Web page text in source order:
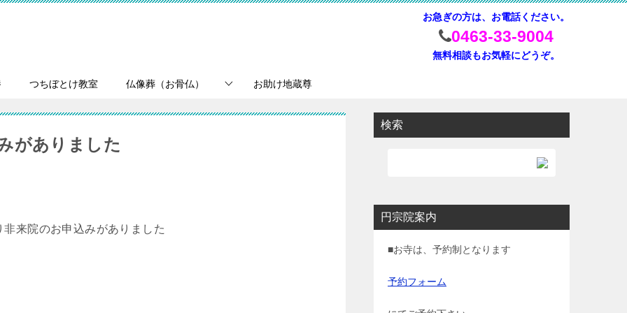
お急ぎの方は、お電話ください。
0463-33-9004
無料相談もお気軽にどうぞ。
つちぼとけ教室 仏像葬（お骨仏） お助け地蔵尊
がありました
検索
円宗院案内
■お寺は、予約制となります
予約フォーム